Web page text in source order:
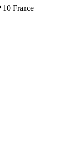
10 France